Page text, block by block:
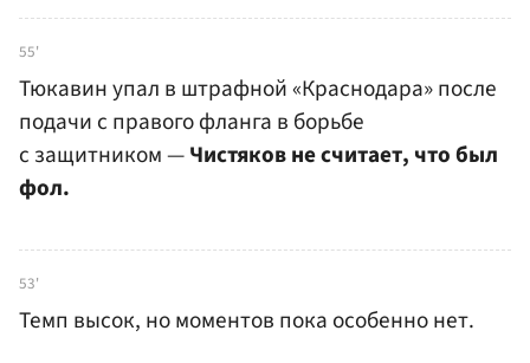
55'
Тюкавин упал в штрафной «Краснодара» после
подачи с правого фланга в борьбе
с защитником —Чистяков не считает, что был
фол.
53'
Темп высок, но моментов пока особенно нет.